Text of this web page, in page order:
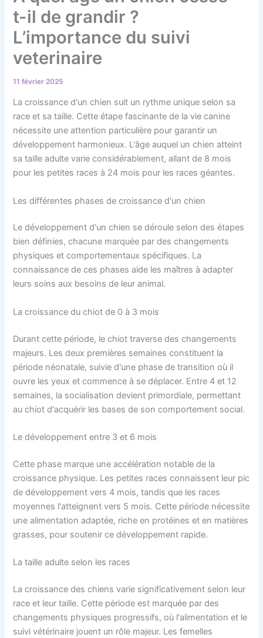
t-il de grandir ?
L’importance du suivi
veterinaire
11 février 2025
La croissance d'un chien suit un rythme unique selon sa
race et sa taille. Cette étape fascinante de la vie canine
nécessite une attention particulière pour garantir un
développement harmonieux. L'âge auquel un chien atteint
sa taille adulte varie considérablement, allant de 8 mois
pour les petites races à 24 mois pour les races géantes.
Les différentes phases de croissance d'un chien
Le développement d'un chien se déroule selon des étapes
bien définies, chacune marquée par des changements
physiques et comportementaux spécifiques. La
connaissance de ces phases aide les maîtres à adapter
leurs soins aux besoins de leur animal.
La croissance du chiot de 0 à 3 mois
Durant cette période, le chiot traverse des changements
majeurs. Les deux premières semaines constituent la
période néonatale, suivie d'une phase de transition où il
ouvre les yeux et commence à se déplacer. Entre 4 et 12
semaines, la socialisation devient primordiale, permettant
au chiot d'acquérir les bases de son comportement social.
Le développement entre 3 et 6 mois
Cette phase marque une accélération notable de la
croissance physique. Les petites races connaissent leur pic
de développement vers 4 mois, tandis que les races
moyennes l'atteignent vers 5 mois. Cette période nécessite
une alimentation adaptée, riche en protéines et en matières
grasses, pour soutenir ce développement rapide.
La taille adulte selon les races
La croissance des chiens varie significativement selon leur
race et leur taille. Cette période est marquée par des
changements physiques progressifs, où l'alimentation et le
suivi vétérinaire jouent un rôle majeur. Les femelles